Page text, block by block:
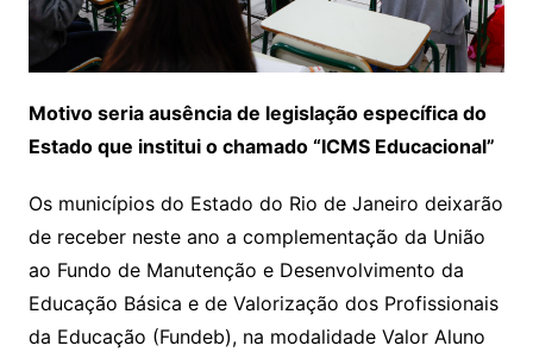
Motivo seria ausência de legislação específica do
Estado que institui o chamado “ICMS Educacional”
Os municípios do Estado do Rio de Janeiro deixarão
de receber neste ano a complementação da União
ao Fundo de Manutenção e Desenvolvimento da
Educação Básica e de Valorização dos Profissionais
da Educação (Fundeb), na modalidade Valor Aluno